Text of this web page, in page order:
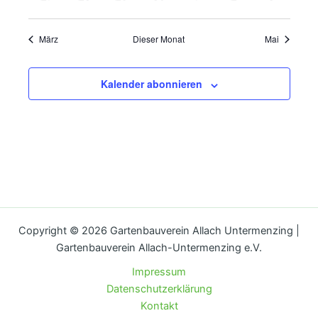
März Dieser Monat Mai
Kalender abonnieren
Copyright © 2026 Gartenbauverein Allach Untermenzing |
Gartenbauverein Allach-Untermenzing e.V.
Impressum
Datenschutzerklärung
Kontakt